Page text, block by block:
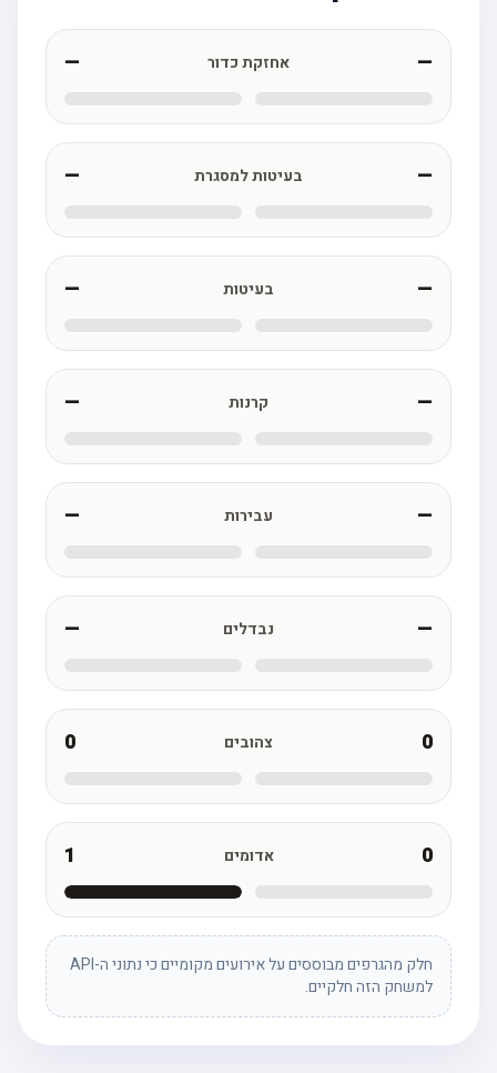
אחזקת כדור
בעיטות למסגרת
בעיטות
קרנות
עבירות
נבדלים
צהובים
אדומים
חלק מהגרפים מבוססים על אירועים מקומיים כי נתוני ה-API
למשחק הזה חלקיים.